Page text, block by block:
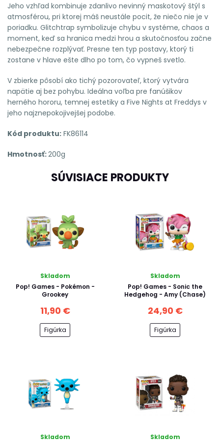
Jeho vzhľad kombinuje zdanlivo nevinný maskotový štýl s
atmosférou, pri ktorej máš neustále pocit, že niečo nie je v
poriadku. Glitchtrap symbolizuje chybu v systéme, chaos a
moment, keď sa hranica medzi hrou a skutočnosťou začne
nebezpečne rozplývať. Presne ten typ postavy, ktorý ti
zostane v hlave ešte dlho po tom, čo vypneš svetlo.
V zbierke pôsobí ako tichý pozorovateľ, ktorý vytvára
napätie aj bez pohybu. Ideálna voľba pre fanúšikov
herného hororu, temnej estetiky a Five Nights at Freddys v
jeho najznepokojivejšej podobe.
Kód produktu: FK86114
Hmotnosť:200g
SÚVISIACE PRODUKTY
Skladom
Pop! Games - Pokémon -
Grookey
11,90 €
Figúrka
Skladom
Pop! Games - Sonic the
Hedgehog - Amy (Chase)
24,90 €
Figúrka
Skladom
Skladom